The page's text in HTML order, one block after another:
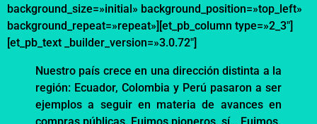
background_size=»initial» background_position=»top_left»
background_repeat=»repeat»][et_pb_column type=»2_3″]
[et_pb_text _builder_version=»3.0.72″]
Nuestro país crece en una dirección distinta a la
región: Ecuador, Colombia y Perú pasaron a ser
ejemplos a seguir en materia de avances en